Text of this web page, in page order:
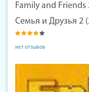
Family and
Семья и Друзья 2
нет отзывов